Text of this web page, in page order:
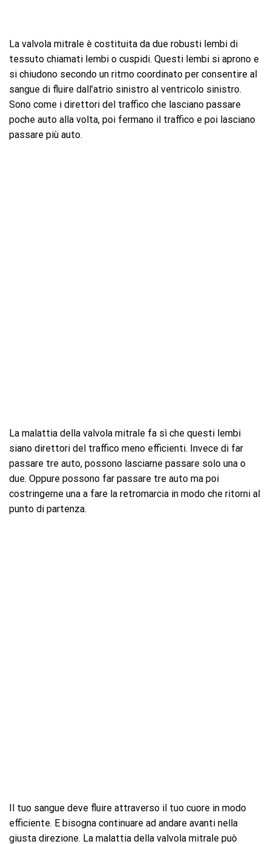
La valvola mitrale è costituita da due robusti lembi di
tessuto chiamati lembi o cuspidi. Questi lembi si aprono e
si chiudono secondo un ritmo coordinato per consentire al
sangue di fluire dall’atrio sinistro al ventricolo sinistro.
Sono come i direttori del traffico che lasciano passare
poche auto alla volta, poi fermano il traffico e poi lasciano
passare più auto.
La malattia della valvola mitrale fa sì che questi lembi
siano direttori del traffico meno efficienti. Invece di far
passare tre auto, possono lasciarne passare solo una o
due. Oppure possono far passare tre auto ma poi
costringerne una a fare la retromarcia in modo che ritorni al
punto di partenza.
Il tuo sangue deve fluire attraverso il tuo cuore in modo
efficiente. E bisogna continuare ad andare avanti nella
giusta direzione. La malattia della valvola mitrale può